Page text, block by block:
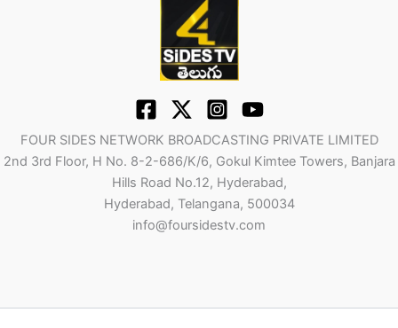
FOUR SIDES NETWORK BROADCASTING PRIVATE LIMITED
2nd 3rd Floor, H No. 8-2-686/K/6, Gokul Kimtee Towers, Banjara
Hills Road No.12, Hyderabad,
Hyderabad, Telangana, 500034
info@foursidestv.com